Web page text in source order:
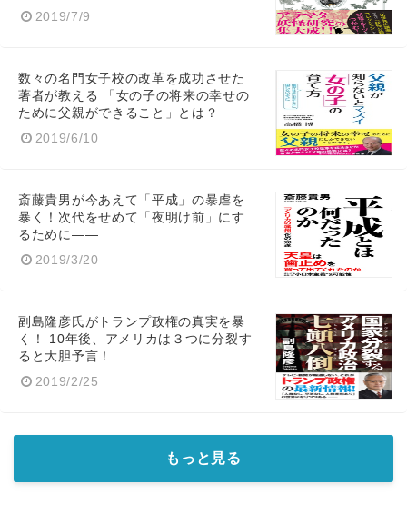
2019/7/9
数々の名門女子校の改革を成功させた
著者が教える 「女の子の将来の幸せの
ために父親ができること」とは？
2019/6/10
斎藤貴男が今あえて「平成」の暴虐を
暴く！次代をせめて「夜明け前」にす
るために――
2019/3/20
副島隆彦氏がトランプ政権の真実を暴
く！ 10年後、アメリカは３つに分裂す
ると大胆予言！
2019/2/25
もっと見る